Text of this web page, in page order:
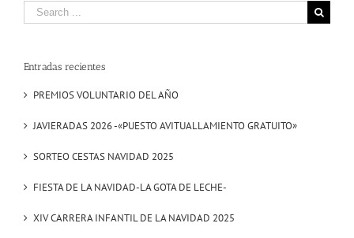
Search
for:
Entradas recientes
PREMIOS VOLUNTARIO DEL AÑO
JAVIERADAS 2026 -«PUESTO AVITUALLAMIENTO GRATUITO»
SORTEO CESTAS NAVIDAD 2025
FIESTA DE LA NAVIDAD-LA GOTA DE LECHE-
XIV CARRERA INFANTIL DE LA NAVIDAD 2025